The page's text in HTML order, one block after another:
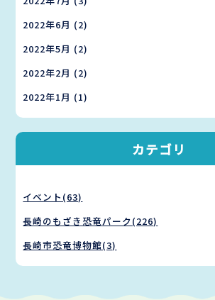
2022年6月 (2)
2022年5月 (2)
2022年2月 (2)
2022年1月 (1)
カテゴリ
イベント(63)
長崎のもざき恐竜パーク(226)
長崎市恐竜博物館(3)